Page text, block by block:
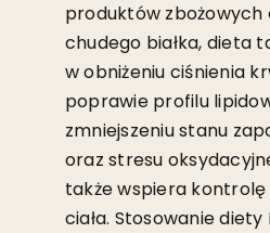
produktów zbożowych
chudego białka, dieta
w obniżeniu ciśnienia
poprawie profilu
zmniejszeniu stanu
oraz stresu
także wspiera kontrolę
ciała. Stosowanie diety